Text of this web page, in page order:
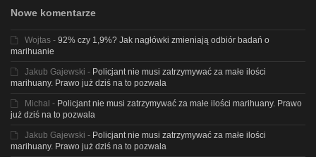
Nowe komentarze
Wojtas - 92% czy 1,9%? Jak nagłówki zmieniają odbiór badań o
marihuanie
Jakub Gajewski - Policjant nie musi zatrzymywać za małe ilości
marihuany. Prawo już dziś na to pozwala
Michal - Policjant nie musi zatrzymywać za małe ilości marihuany. Prawo
już dziś na to pozwala
Jakub Gajewski - Policjant nie musi zatrzymywać za małe ilości
marihuany. Prawo już dziś na to pozwala